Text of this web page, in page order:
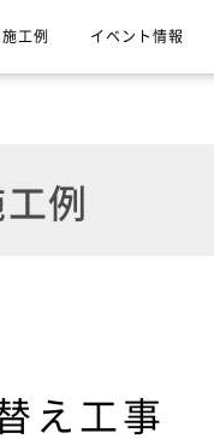
工例 イベント情報
例
え工事